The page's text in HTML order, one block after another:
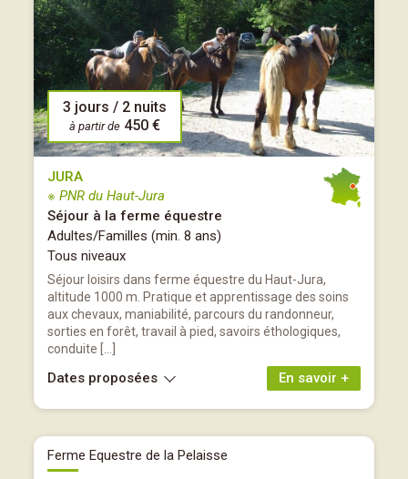
3 jours / 2 nuits
à partir de 450 €
JURA
※ PNR du Haut-Jura
Séjour à la ferme équestre
Adultes/Familles (min. 8 ans)
Tous niveaux
Séjour loisirs dans ferme équestre du Haut-Jura,
altitude 1000 m. Pratique et apprentissage des soins
aux chevaux, maniabilité, parcours du randonneur,
sorties en forêt, travail à pied, savoirs éthologiques,
conduite […]
En savoir +
Dates proposées
Ferme Equestre de la Pelaisse